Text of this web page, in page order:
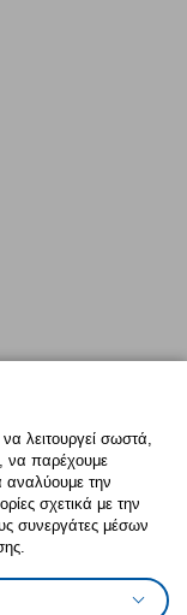
λειτουργεί σωστά,
να παρέχουμε
αναλύουμε την
σχετικά με την
συνεργάτες μέσων